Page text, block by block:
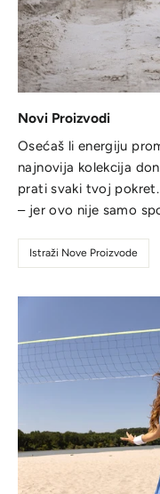
Novi Proizvodi
Osećaš li energiju
najnovija kolekcija
prati svaki tvoj
– jer ovo nije samo
Istraži Nove Proizvode